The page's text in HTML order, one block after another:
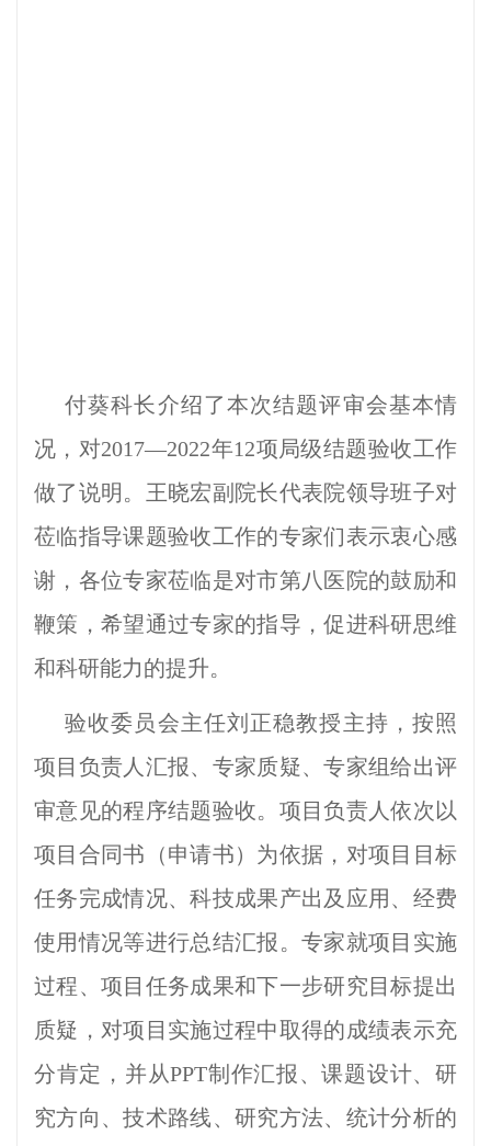
付葵科长介绍了本次结题评审会基本情
况，对2017—2022年12项局级结题验收工作
做了说明。王晓宏副院长代表院领导班子对
莅临指导课题验收工作的专家们表示衷心感
谢，各位专家莅临是对市第八医院的鼓励和
鞭策，希望通过专家的指导，促进科研思维
和科研能力的提升。
验收委员会主任刘正稳教授主持，按照
项目负责人汇报、专家质疑、专家组给出评
审意见的程序结题验收。项目负责人依次以
项目合同书（申请书）为依据，对项目目标
任务完成情况、科技成果产出及应用、经费
使用情况等进行总结汇报。专家就项目实施
过程、项目任务成果和下一步研究目标提出
质疑，对项目实施过程中取得的成绩表示充
分肯定，并从PPT制作汇报、课题设计、研
究方向、技术路线、研究方法、统计分析的